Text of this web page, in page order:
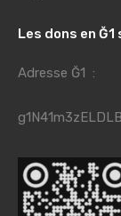
Les dons en
Adresse Ğ1 :